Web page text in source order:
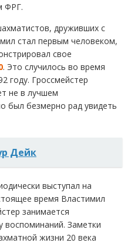
ФРГ.
друживших с
стал первым человеком,
свое
. Это случилось во время
году. Гроссмейстер
не в лучшем
был безмерно рад увидеть
Дейк
выступал на
время Властимил
занимается
воспоминаний. Заметки
жизни 20 века